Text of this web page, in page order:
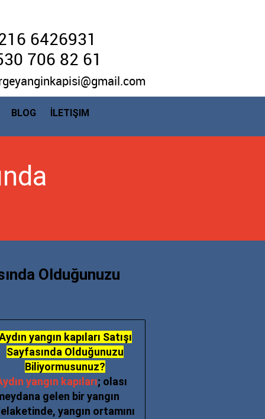
6426931
706 82 61
BLOG İLETIŞIM
Olduğunuzu
yangın kapıları Satışı
Sayfasında Olduğunuzu
Biliyormusunuz?
yangın kapıları; olası
gelen bir yangın
yangın ortamını